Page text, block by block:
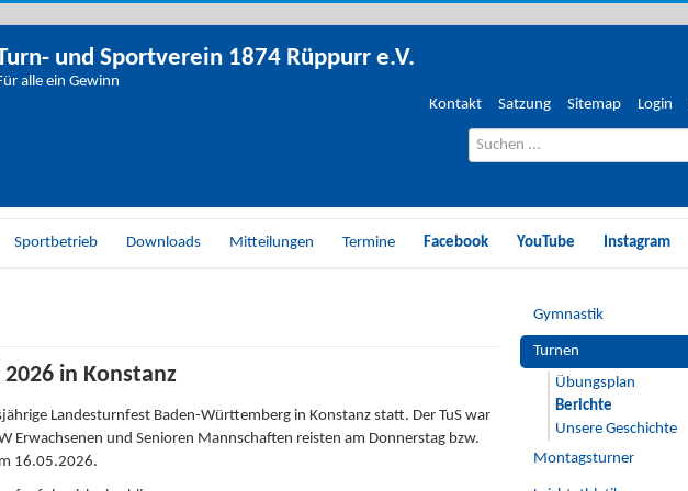
und Sportverein 1874 Rüppurr e.V.
alle ein Gewinn
Kontakt
Satzung Sitemap Login
Wonach
suchen
Sportbetrieb Downloads Mitteilungen Termine Facebook YouTube Instagram
in Konstanz
Landesturnfest Baden-Württemberg in Konstanz statt. Der TuS war
Erwachsenen und Senioren Mannschaften reisten am Donnerstag bzw.
16.05.2026.
Gymnastik
Turnen
Übungsplan
Berichte
Unsere Geschichte
Montagsturner